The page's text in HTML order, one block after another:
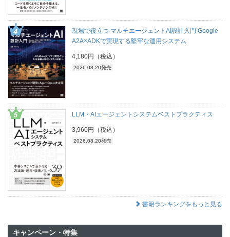
現場で役立つ マルチエージェントAI設計入門 Google
A2A×ADKで実現する堅牢な運用システム
4,180円（税込）
2026.08.20発売
LLM・AIエージェントシステムベストプラクティス
3,960円（税込）
2026.08.20発売
書籍ランキングをもっと見る
キャンペーン・特集